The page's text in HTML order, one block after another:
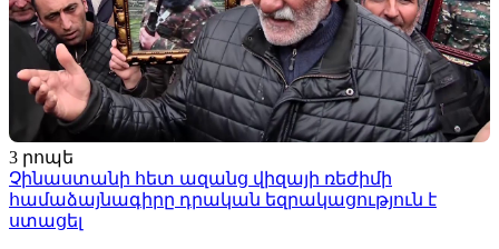
3 րոպե
Չինաստանի հետ ազանց վիզայի ռեժիմի
համաձայնագիրը դրական եզրակացություն է
ստացել